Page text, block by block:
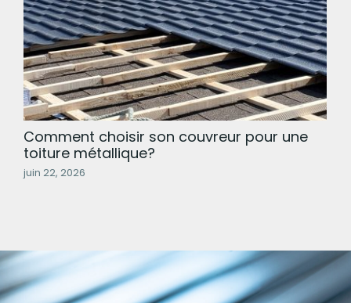
Comment choisir son couvreur pour une
toiture métallique?
juin 22, 2026